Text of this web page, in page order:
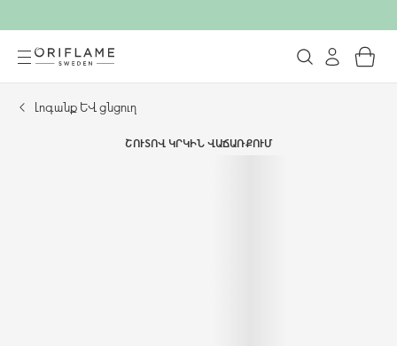
Լոգանք և ցնցուղ
ՇՈՒՏՈՎ ԿՐԿԻՆ ՎԱՃԱՌՔՈՒՄ